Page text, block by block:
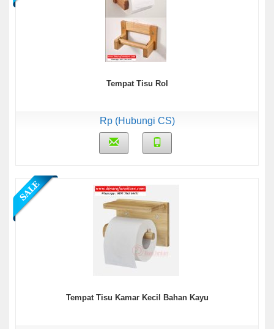
Tempat Tisu Rol
Rp (Hubungi CS)
Tempat Tisu Kamar Kecil Bahan Kayu